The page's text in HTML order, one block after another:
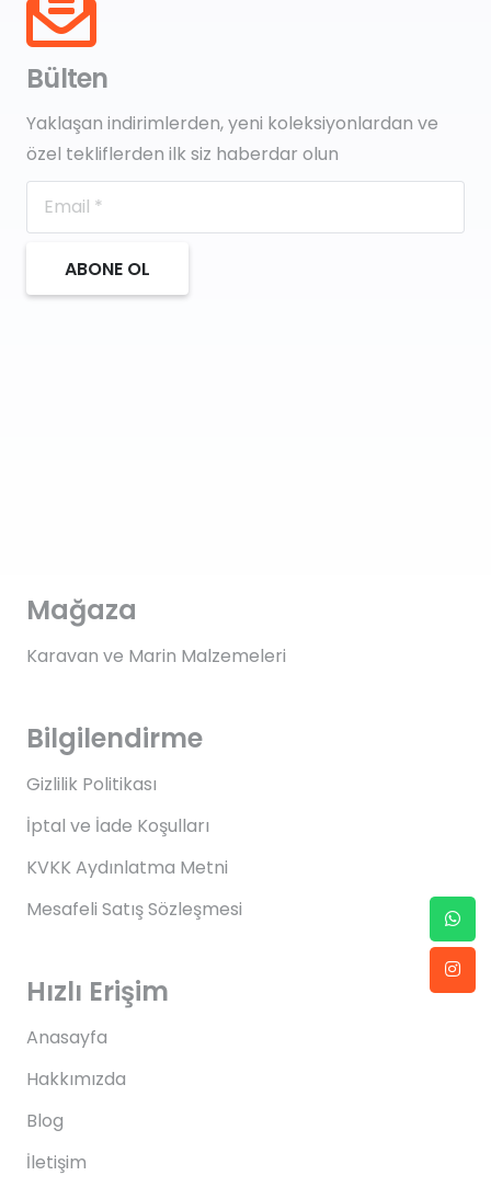
Bülten
Yaklaşan indirimlerden, yeni koleksiyonlardan ve
özel tekliflerden ilk siz haberdar olun
ABONE OL
Mağaza
Karavan ve Marin Malzemeleri
Bilgilendirme
Gizlilik Politikası
İptal ve İade Koşulları
KVKK Aydınlatma Metni
Mesafeli Satış Sözleşmesi
Hızlı Erişim
Anasayfa
Hakkımızda
Blog
İletişim